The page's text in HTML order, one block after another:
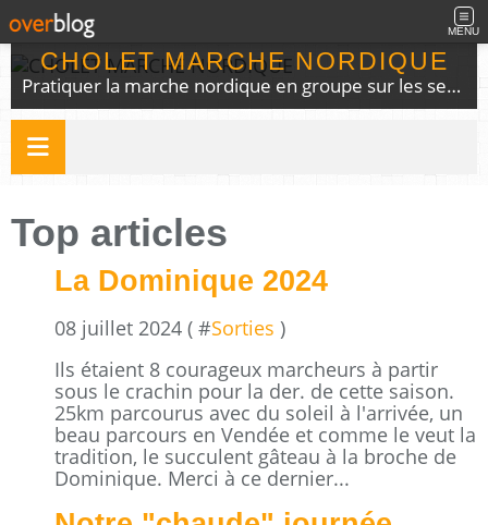
MENU
CHOLET MARCHE NORDIQUE
Pratiquer la marche nordique en groupe sur les sentiers du choletais
Top articles
La Dominique 2024
08 juillet 2024 ( #Sorties )
Ils étaient 8 courageux marcheurs à partir
sous le crachin pour la der. de cette saison.
25km parcourus avec du soleil à l'arrivée, un
beau parcours en Vendée et comme le veut la
tradition, le succulent gâteau à la broche de
Dominique. Merci à ce dernier...